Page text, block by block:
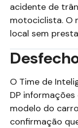
acidente de
motociclista. O
local sem
O Time de
DP
modelo do
confirmação